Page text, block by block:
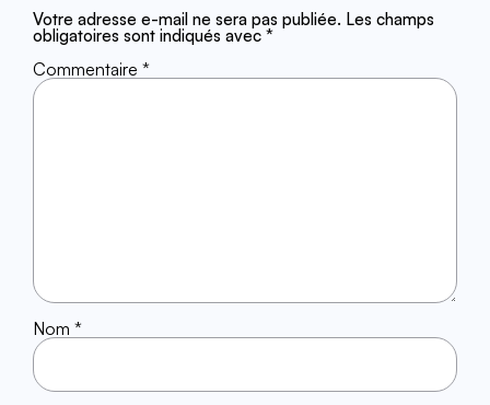
Votre adresse e-mail ne sera pas publiée. Les champs
obligatoires sont indiqués avec *
Commentaire *
Nom *